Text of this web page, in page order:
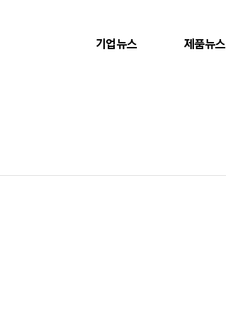
기업뉴스 제품뉴스